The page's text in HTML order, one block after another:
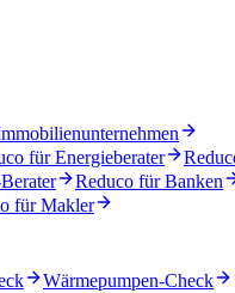
für Energieberater
Reduco für Banken
für Makler
Wärmepumpen-Check